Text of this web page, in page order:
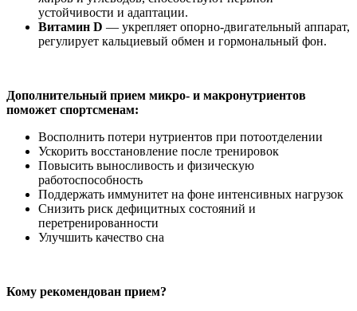
устойчивости и адаптации.
Витамин D — укрепляет опорно-двигательный аппарат,
регулирует кальциевый обмен и гормональный фон.
Дополнительный прием микро- и макронутриентов
поможет спортсменам:
Восполнить потери нутриентов при потоотделении
Ускорить восстановление после тренировок
Повысить выносливость и физическую
работоспособность
Поддержать иммунитет на фоне интенсивных нагрузок
Снизить риск дефицитных состояний и
перетренированности
Улучшить качество сна
Кому рекомендован прием?